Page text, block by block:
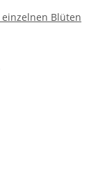
Blüten